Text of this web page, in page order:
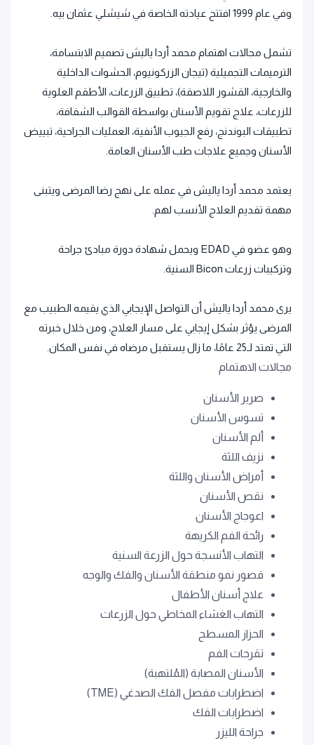
وفي عام 1999 افتتح عيادته الخاصة في شيشلي عثمان بيه.
تشمل مجالات اهتمام محمد أردا ياليش تصميم الابتسامة،
الترميمات التجميلية (تيجان الزركونيوم، الحشوات الداخلية
والخارجية، القشور اللاصقة)، تطبيق الزرعات، الأطقم العلوية
للزرعات، علاج تقويم الأسنان بواسطة القوالب الشفافة،
تطبيقات البوندنج، رفع الجيوب الأنفية، العمليات الجراحية، تبييض
الأسنان وجميع علاجات طب الأسنان العامة.
يعتمد محمد أردا ياليش في عمله على نهج رضا المرضى ويتبنى
مهمة تقديم العلاج الأنسب لهم.
وهو عضو في EDAD ويحمل شهادة دورة مبادئ جراحة
وتركيبات زرعات Bicon السنية.
يرى محمد أردا ياليش أن التواصل الإيجابي الذي يقيمه الطبيب مع
المرضى يؤثر بشكل إيجابي على مسار العلاج، ومن خلال خبرته
التي تمتد لـ25 عامًا، ما زال يستقبل مرضاه في نفس المكان.
مجالات الاهتمام
صرير الأسنان
تسوس الأسنان
ألم الأسنان
نزيف اللثة
أمراض الأسنان واللثة
نقص الأسنان
اعوجاج الأسنان
رائحة الفم الكريهة
التهاب الأنسجة حول الزرعة السنية
قصور نمو منطقة الأسنان والفك والوجه
علاج أسنان الأطفال
التهاب الغشاء المخاطي حول الزرعات
الحزاز المسطح
تقرحات الفم
الأسنان المصابة (المُلتهبة)
اضطرابات مفصل الفك الصدغي (TME)
اضطرابات الفك
جراحة الليزر